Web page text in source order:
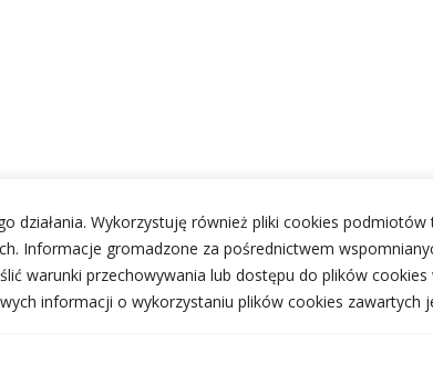
działania. Wykorzystuję również pliki cookies
Informacje gromadzone za pośrednictwem
warunki przechowywania lub dostępu do plików
informacji o wykorzystaniu plików cookies zawartych